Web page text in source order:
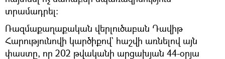
տրամադրել։
Ռազմաքաղաքական վերլուծաբան Դավիթ
Հարությունովի կարծիքով` հաշվի առնելով այն
փաստը, որ 202 թվականի արցախյան 44-օրյա